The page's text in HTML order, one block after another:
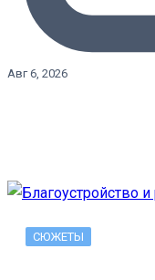
Авг 6, 2026
СЮЖЕТЫ